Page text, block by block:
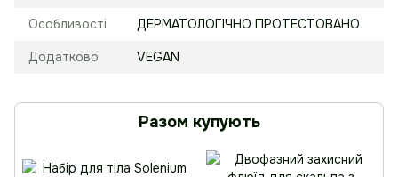
Особливості ДЕРМАТОЛОГІЧНО ПРОТЕСТОВАНО
Додатково VEGAN
Разом купують